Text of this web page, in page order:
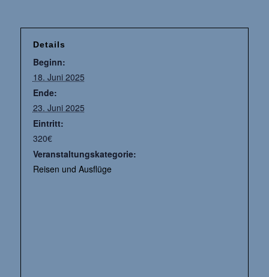
Details
Beginn:
18. Juni 2025
Ende:
23. Juni 2025
Eintritt:
320€
Veranstaltungskategorie:
Reisen und Ausflüge